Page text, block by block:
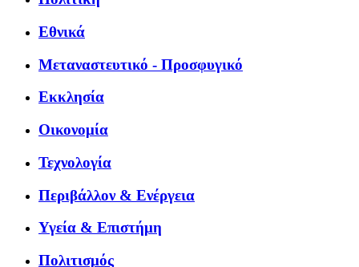
Εθνικά
Μεταναστευτικό - Προσφυγικό
Εκκλησία
Οικονομία
Τεχνολογία
Περιβάλλον & Ενέργεια
Υγεία & Επιστήμη
Πολιτισμός